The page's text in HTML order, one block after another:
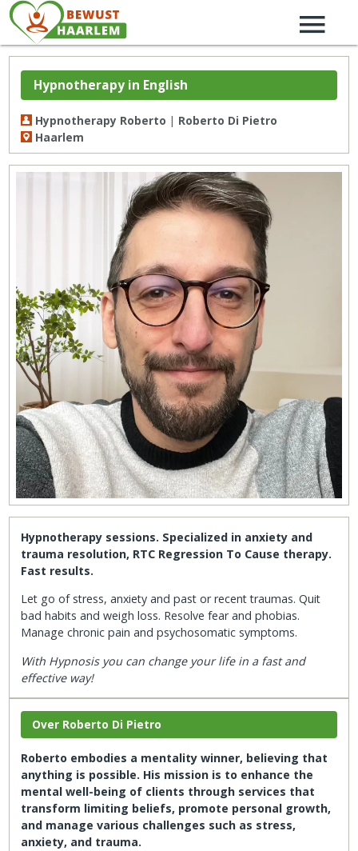
Hypnotherapy in English
Hypnotherapy Roberto | Roberto Di Pietro
Haarlem
Hypnotherapy sessions. Specialized in anxiety and
trauma resolution, RTC Regression To Cause therapy.
Fast results.
Let go of stress, anxiety and past or recent traumas. Quit
bad habits and weigh loss. Resolve fear and phobias.
Manage chronic pain and psychosomatic symptoms.
With Hypnosis you can change your life in a fast and
effective way!
Over Roberto Di Pietro
Roberto embodies a mentality winner, believing that
anything is possible. His mission is to enhance the
mental well-being of clients through services that
transform limiting beliefs, promote personal growth,
and manage various challenges such as stress,
anxiety, and trauma.